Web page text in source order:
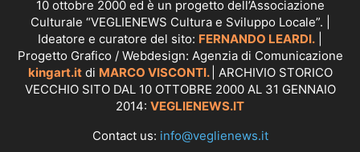
10 ottobre 2000 ed è un progetto dell’Associazione
Culturale “VEGLIENEWS Cultura e Sviluppo Locale”. |
Ideatore e curatore del sito: FERNANDO LEARDI.
Progetto Grafico / Webdesign: Agenzia di Comunicazione
kingart.itdi MARCO VISCONTI. | ARCHIVIO STORICO
VECCHIO SITO DAL 10 OTTOBRE 2000 AL 31 GENNAIO
2014: VEGLIENEWS.IT
Contact us: info@veglienews.it